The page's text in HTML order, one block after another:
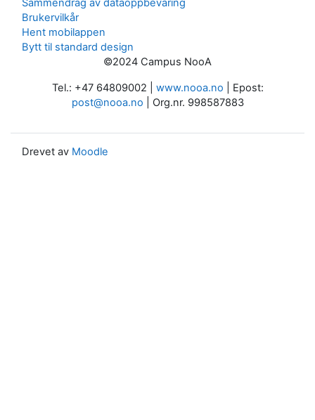
Sammendrag av dataoppbevaring
Brukervilkår
Hent mobilappen
Bytt til standard design
©2024 Campus NooA
Tel.: +47 64809002 | www.nooa.no | Epost:
post@nooa.no | Org.nr. 998587883
Drevet av Moodle